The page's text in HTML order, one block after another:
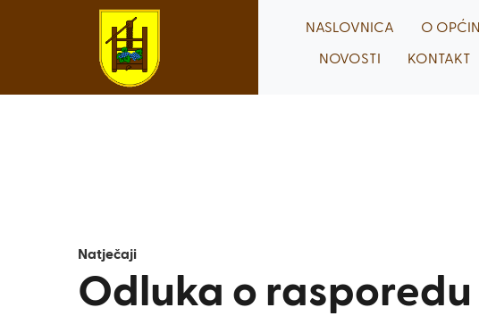
NASLOVNICA O OPĆINI
NOVOSTI KONTAKT
Natječaji
Odluka o